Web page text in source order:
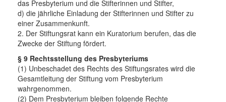
das Presbyterium und die Stifterinnen und Stifter,
d) die jährliche Einladung der Stifterinnen und Stifter zu
einer Zusammenkunft.
2. Der Stiftungsrat kann ein Kuratorium berufen, das die
Zwecke der Stiftung fördert.
§ 9 Rechtsstellung des Presbyteriums
(1) Unbeschadet des Rechts des Stiftungsrates wird die
Gesamtleitung der Stiftung vom Presbyterium
wahrgenommen.
(2) Dem Presbyterium bleiben folgende Rechte